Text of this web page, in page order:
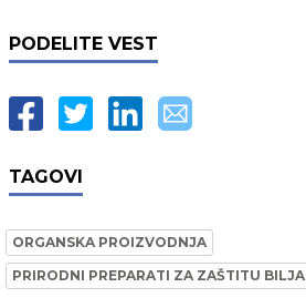
PODELITE VEST
TAGOVI
ORGANSKA PROIZVODNJA
PRIRODNI PREPARATI ZA ZAŠTITU BILJA